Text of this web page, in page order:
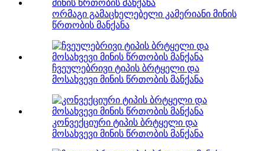
ორმაგი გამაცხელებელი კამერიანი მინის
წრთობის მანქანა
ჩვეულებრივი ტიპის ბრტყელი და
მოსახვევი მინის წრთობის მანქანა
კონვექციური ტიპის ბრტყელი და
მოსახვევი მინის წრთობის მანქანა